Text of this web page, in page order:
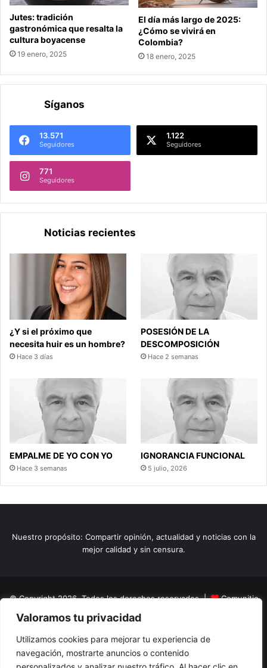
Valoramos tu privacidad
Utilizamos cookies para mejorar tu experiencia de
navegación, mostrarte anuncios o contenido
Jutes: tradición
gastronómica que resalta la
cultura boyacense
19 enero, 2025
El día más largo de 2025:
¿Cómo se vivirá en
Colombia?
18 enero, 2025
Síganos
13.571
Seguidores
1.122
Seguidores
771
Seguidores
Noticias recientes
¿Y si el próximo que
necesita huir es un hombre?
Hace 3 días
POSESIÓN DE LA
DESCOMPOSICIÓN
Hace 2 semanas
EMPALME DE YO CON YO
Hace 3 semanas
IGNORANCIA FUNCIONAL
5 julio, 2026
Nuestro propósito: Compartir opinión, actualidad y noticias con la
mejor calidad y sin censura.
© Copyright 2026, Todos los derechos reservados |
Comunitic
SAS BICNit 901228106
Home
Actualidad Variedades Opinion Turismo
El Tinteadero
Caricaturas Reportajes